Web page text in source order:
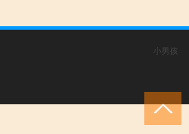
小男孩